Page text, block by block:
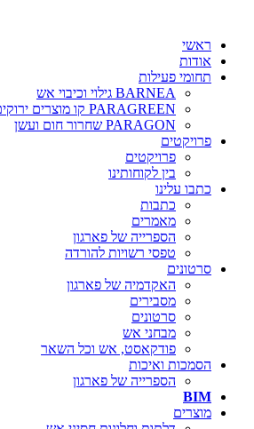
ראשי
אודות
תחומי פעילות
BARNEA גילוי וכיבוי אש
PARAGREEN קו מוצרים ירוקים
PARAGON שחרור חום ועשן
פרויקטים
פרויקטים
בין לקוחותינו
כתבו עלינו
כתבות
מאמרים
הספרייה של פארגון
טפסי רשויות להורדה
סרטונים
האקדמיה של פארגון
מסבירים
סרטונים
מבחני אש
פודקאסט, אש וכל השאר
הסמכות ואיכות
הספרייה של פארגון
BIM
מוצרים‎